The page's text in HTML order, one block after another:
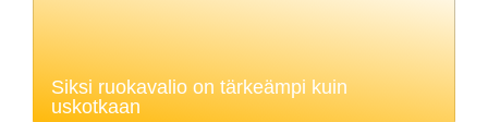
Siksi ruokavalio on tärkeämpi kuin
uskotkaan